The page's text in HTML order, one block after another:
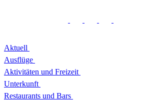
Aktuell
Ausflüge
Aktivitäten und Freizeit
Unterkunft
Restaurants und Bars